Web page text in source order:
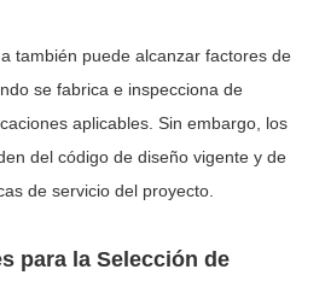
también puede alcanzar factores de
se fabrica e inspecciona de
aplicables. Sin embargo, los
del código de diseño vigente y de
de servicio del proyecto.
para la Selección de